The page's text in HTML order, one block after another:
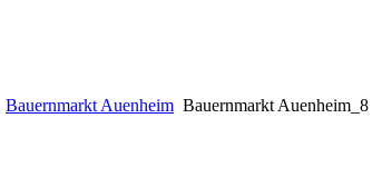
Bauernmarkt Auenheim Bauernmarkt Auenheim_8